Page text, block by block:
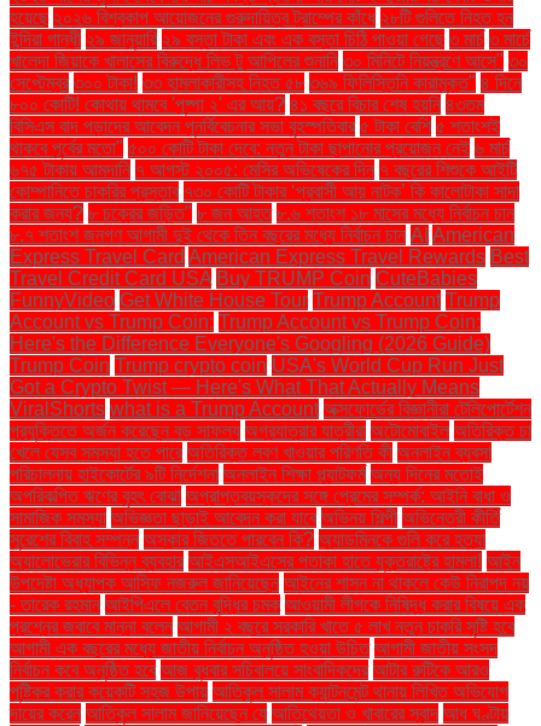
হয়েছে ২০২৬ বিশ্বকাপ আয়োজনের গুরুদায়িত্ব ট্রাম্পের কাঁধে ২৮টি গুলিতে নিহত হন
ইন্দিরা গান্ধী ২৯ জানুয়ারি ২৯ বস্তা টাকা এবং এক বস্তা চিঠি পাওয়া গেছে ৩ মার্চ ৩ মার্চে
খালেদা জিয়াকে খালাসের বিরুদ্ধে লিভ টু আপিলের শুনানি ৩০ মিনিটে নিয়ন্ত্রণে আসে" ৩০
সেপ্টেম্বর ৩০০ টাকা! ৩৩ হামলাকারীসহ নিহত ৫৮ ৩৬৯ ফিলিস্তিনি কারামুক্ত" ৪ দিনে
৮০০ কোটি! কোথায় থামবে 'পুষ্পা ২' এর আয়? ৪১ বছরে বিচার শেষ হয়নি ৪৩তম
বিসিএস বাদ পড়াদের আবেদন পুনর্বিবেচনার সভা বৃহস্পতিবার ৫ টাকা বেশি ৫ শতাংশই
থাকবে পূর্বের মতো" ৫০০ কোটি টাকা দেবে: নতুন টাকা ছাপানোর প্রয়োজন নেই ৬ মার্চ
৬৭৫ টাকায় আমদানি ৭ আগস্ট ২০০৫: মেসির অভিষেকের দিন ৭ বছরের শিশুকে আইটি
কোম্পানিতে চাকরির প্রস্তাব ৭৩০ কোটি টাকার ‘প্রবাসী আয় নাটক’ কি কালোটাকা সাদা
করার জন্য? ৮ চক্রের জড়িত" ৮ জন আহত ৮.৬ শতাংশ ১৮ মাসের মধ্যে নির্বাচন চান
৮.৭ শতাংশ জনগণ আগামী দুই থেকে তিন বছরের মধ্যে নির্বাচন চান AI American
Express Travel Card American Express Travel Rewards Best
Travel Credit Card USA Buy TRUMP Coin CuteBabies
FunnyVideo Get White House Tour Trump Account Trump
Account vs Trump Coin: Trump Account vs Trump Coin:
Here's the Difference Everyone's Googling (2026 Guide)
Trump Coin Trump crypto coin USA's World Cup Run Just
Got a Crypto Twist — Here's What That Actually Means
ViralShorts what is a Trump Account অক্সফোর্ডের বিজ্ঞানীরা টেলিপোর্টেশন
প্রযুক্তিতে অর্জন করেছেন বড় সাফল্য অগ্রযাত্রার যাত্রীরা অটোমোবাইল অতিরিক্ত চা
খেলে যেসব সমস্যা হতে পারে অতিরিক্ত লবণ খাওয়ার পরিণতি কী অনলাইন ব্যবসা
পরিচালনায় হাইকোর্টের ৯টি নির্দেশনা অনলাইন শিক্ষা প্ল্যাটফর্ম অন্য দিনের মতোই
অপরিকল্পিত ঋণের বৃহৎ বোঝা অপ্রাপ্তবয়স্কদের সঙ্গে প্রেমের সম্পর্ক: আইনি বাধা ও
সামাজিক সমস্যা অভিজ্ঞতা ছাড়াই আবেদন করা যাবে অভিনয় শিল্পী অভিনেত্রী কীর্তি
সুরেশের বিবাহ সম্পন্ন অস্কার জিততে পারবেন কি? অ্যাডমিনকে গুলি করে হত্যা
অ্যালোভেরার বিভিন্ন ব্যবহার আইএসআইএসের পতাকা হাতে যুক্তরাষ্ট্রে হামলা! আইন
উপদেষ্টা অধ্যাপক আসিফ নজরুল জানিয়েছেন আইনের শাসন না থাকলে কেউ নিরাপদ নয়
- তারেক রহমান আইপিএলে বেতন বৃদ্ধির চমক আওয়ামী লীগকে নিষিদ্ধ করার বিষয়ে এক
প্রশ্নের জবাবে মান্না বলেন আগামী ২ বছরে সরকারি খাতে ৫ লাখ নতুন চাকরি সৃষ্টি হবে
আগামী এক বছরের মধ্যে জাতীয় নির্বাচন অনুষ্ঠিত হওয়া উচিত আগামী জাতীয় সংসদ
নির্বাচন কবে অনুষ্ঠিত হবে আজ বুধবার সচিবালয়ে সাংবাদিকদের আটার রুটিকে আরও
পুষ্টিকর করার কয়েকটি সহজ উপায় আতিকুল সালাম ক্যান্টনমেন্ট থানায় লিখিত অভিযোগ
দায়ের করেন আতিকুল সালাম জানিয়েছেন যে আতিথেয়তা ও খাবারের স্বাদ আধ ঘণ্টায়